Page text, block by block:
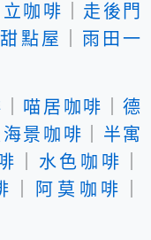
咖啡
走後門
點屋
雨田一
喵居咖啡 ｜德
景咖啡
半寓
水色咖啡
阿莫咖啡